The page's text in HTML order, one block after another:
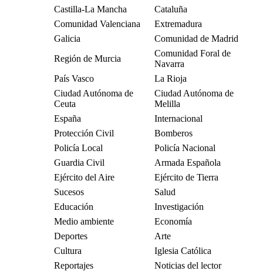
Castilla-La Mancha
Cataluña
Comunidad Valenciana
Extremadura
Galicia
Comunidad de Madrid
Región de Murcia
Comunidad Foral de
Navarra
País Vasco
La Rioja
Ciudad Autónoma de
Ceuta
Ciudad Autónoma de
Melilla
España
Internacional
Protección Civil
Bomberos
Policía Local
Policía Nacional
Guardia Civil
Armada Española
Ejército del Aire
Ejército de Tierra
Sucesos
Salud
Educación
Investigación
Medio ambiente
Economía
Deportes
Arte
Cultura
Iglesia Católica
Reportajes
Noticias del lector